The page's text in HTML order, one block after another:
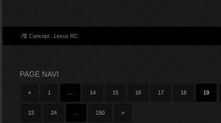
Concept Lexus RC
PAGE NAVI
« 1 14 15 16 17 18 19
23 24 150 »